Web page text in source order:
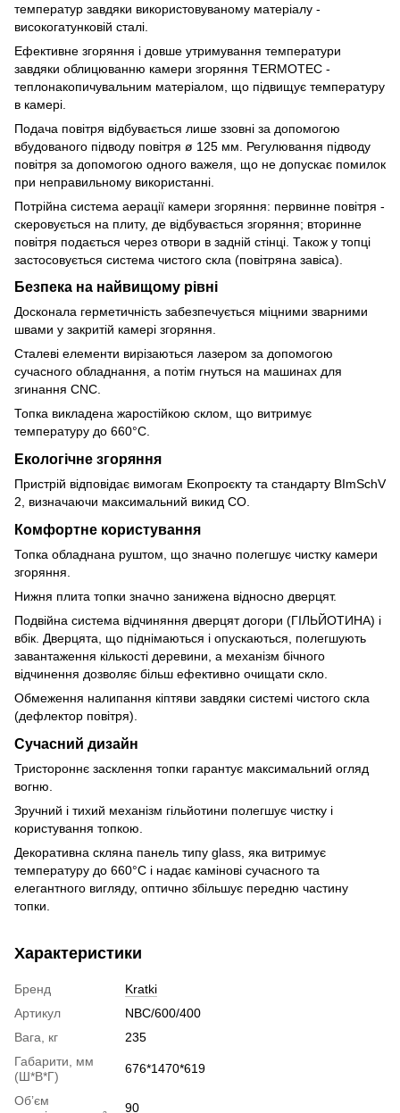
температур завдяки використовуваному матеріалу -
високогатунковій сталі.
Ефективне згоряння і довше утримування температури
завдяки облицюванню камери згоряння TERMOTEC -
теплонакопичувальним матеріалом, що підвищує температуру
в камері.
Подача повітря відбувається лише ззовні за допомогою
вбудованого підводу повітря ø 125 мм. Регулювання підводу
повітря за допомогою одного важеля, що не допускає помилок
при неправильному використанні.
Потрійна система аерації камери згоряння: первинне повітря -
скеровується на плиту, де відбувається згоряння; вторинне
повітря подається через отвори в задній стінці. Також у топці
застосовується система чистого скла (повітряна завіса).
Безпека на найвищому рівні
Досконала герметичність забезпечується міцними зварними
швами у закритій камері згоряння.
Сталеві елементи вирізаються лазером за допомогою
сучасного обладнання, а потім гнуться на машинах для
згинання CNC.
Топка викладена жаростійкою склом, що витримує
температуру до 660°C.
Екологічне згоряння
Пристрій відповідає вимогам Екопроєкту та стандарту BImSchV
2, визначаючи максимальний викид CO.
Комфортне користування
Топка обладнана руштом, що значно полегшує чистку камери
згоряння.
Нижня плита топки значно занижена відносно дверцят.
Подвійна система відчиняння дверцят догори (ГІЛЬЙОТИНА) і
вбік. Дверцята, що піднімаються і опускаються, полегшують
завантаження кількості деревини, а механізм бічного
відчинення дозволяє більш ефективно очищати скло.
Обмеження налипання кіптяви завдяки системі чистого скла
(дефлектор повітря).
Сучасний дизайн
Тристороннє засклення топки гарантує максимальний огляд
вогню.
Зручний і тихий механізм гільйотини полегшує чистку і
користування топкою.
Декоративна скляна панель типу glass, яка витримує
температуру до 660°C і надає камінові сучасного та
елегантного вигляду, оптично збільшує передню частину
топки.
Характеристики
Бренд
Kratki
Артикул
NBC/600/400
Вага, кг
235
Габарити, мм
(Ш*В*Г)
676*1470*619
Обʼєм
90